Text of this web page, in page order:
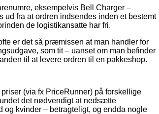
eksempelvis Bell Charger –
ud fra at ordren indsendes inden et bestemt
de logistikansatte har fri.
er det så præmissen at man handler for
som tit – uanset om man befinder
til at levere ordren til en pakkeshop.
(via fx PriceRunner) på forskellige
det nødvendigt at nedsætte
kvinder – betragteligt, og endda nogle